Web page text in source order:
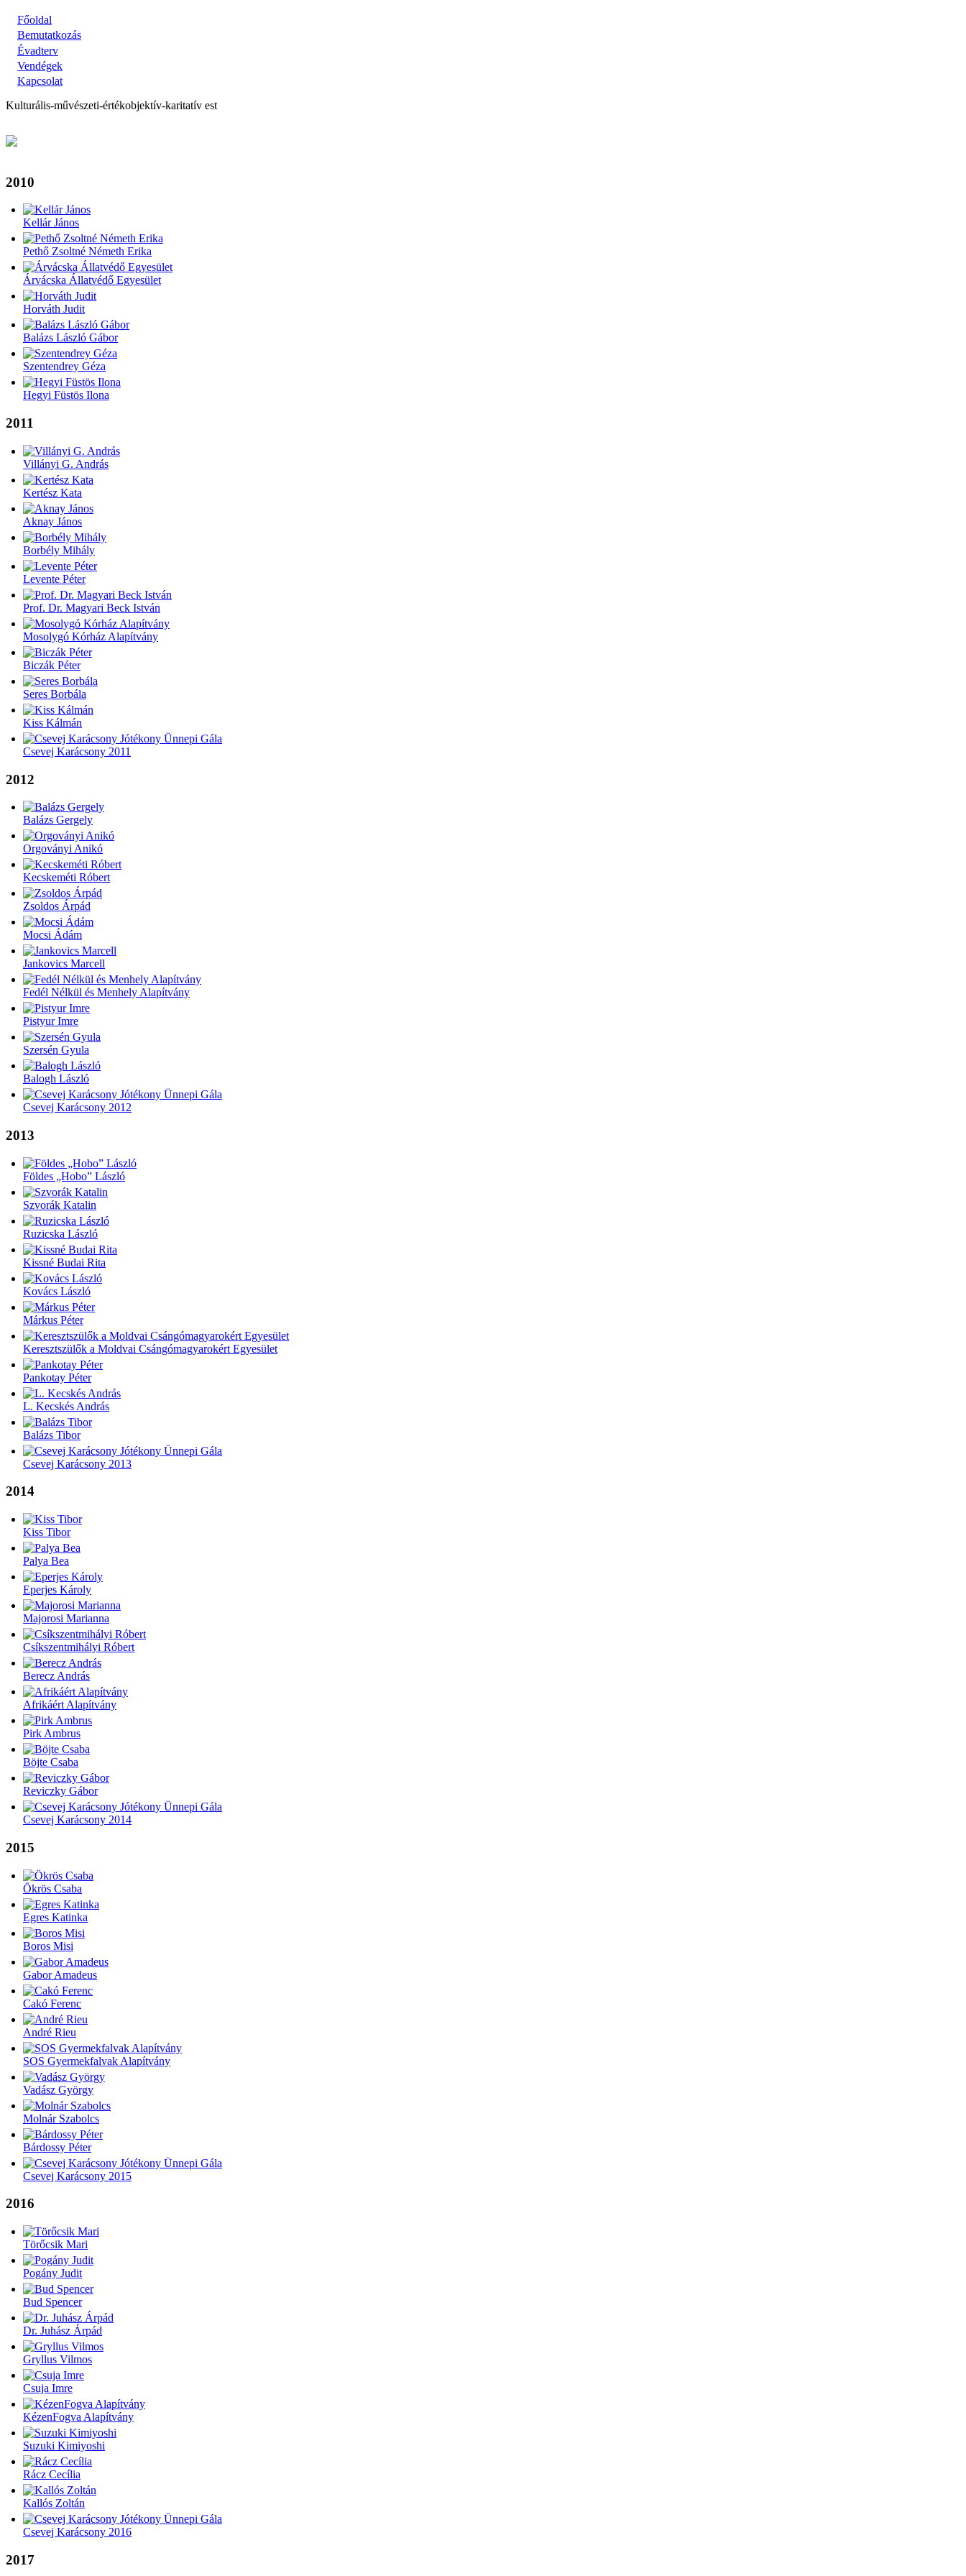
Skip
main
content
Main
navigation
Főoldal
Bemutatkozás
Évadterv
Vendégek
Kapcsolat
Kulturális-művészeti-értékobjektív-karitatív est
Back
top
2010
Kellár János
Pethő Zsoltné Németh Erika
Árvácska Állatvédő Egyesület
Horváth Judit
Balázs László Gábor
Szentendrey Géza
Hegyi Füstös Ilona
2011
Villányi G. András
Kertész Kata
Aknay János
Borbély Mihály
Levente Péter
Prof. Dr. Magyari Beck István
Mosolygó Kórház Alapítvány
Biczák Péter
Seres Borbála
Kiss Kálmán
Csevej Karácsony 2011
2012
Balázs Gergely
Orgoványi Anikó
Kecskeméti Róbert
Zsoldos Árpád
Mocsi Ádám
Jankovics Marcell
Fedél Nélkül és Menhely Alapítvány
Pistyur Imre
Szersén Gyula
Balogh László
Csevej Karácsony 2012
2013
Földes „Hobo” László
Szvorák Katalin
Ruzicska László
Kissné Budai Rita
Kovács László
Márkus Péter
Keresztszülők a Moldvai Csángómagyarokért Egyesület
Pankotay Péter
L. Kecskés András
Balázs Tibor
Csevej Karácsony 2013
2014
Kiss Tibor
Palya Bea
Eperjes Károly
Majorosi Marianna
Csíkszentmihályi Róbert
Berecz András
Afrikáért Alapítvány
Pirk Ambrus
Böjte Csaba
Reviczky Gábor
Csevej Karácsony 2014
2015
Ökrös Csaba
Egres Katinka
Boros Misi
Gabor Amadeus
Cakó Ferenc
André Rieu
SOS Gyermekfalvak Alapítvány
Vadász György
Molnár Szabolcs
Bárdossy Péter
Csevej Karácsony 2015
2016
Törőcsik Mari
Pogány Judit
Bud Spencer
Dr. Juhász Árpád
Gryllus Vilmos
Csuja Imre
KézenFogva Alapítvány
Suzuki Kimiyoshi
Rácz Cecília
Kallós Zoltán
Csevej Karácsony 2016
2017